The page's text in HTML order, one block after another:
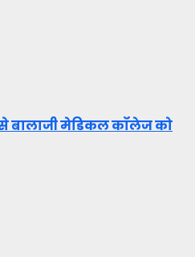
बालाजी मेडिकल कॉलेज को